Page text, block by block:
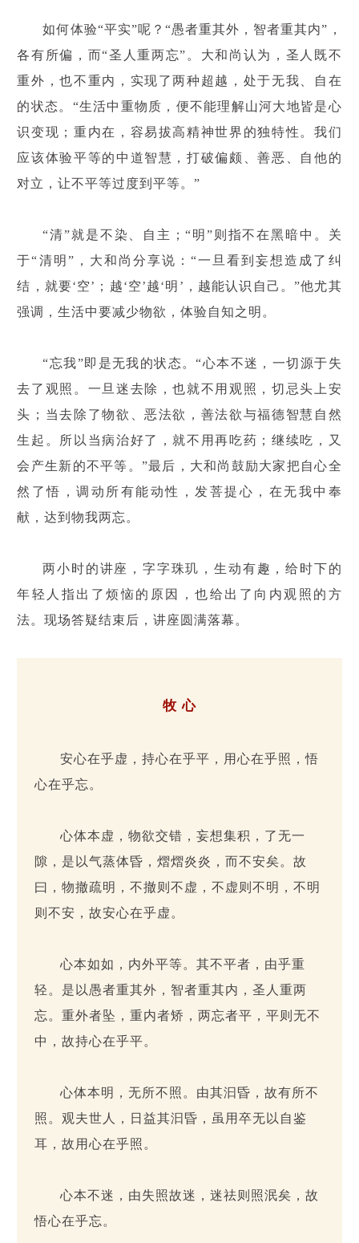
如何体验“平实”呢？“愚者重其外，智者重其内”，
各有所偏，而“圣人重两忘”。大和尚认为，圣人既不
重外，也不重内，实现了两种超越，处于无我、自在
的状态。“生活中重物质，便不能理解山河大地皆是心
识变现；重内在，容易拔高精神世界的独特性。我们
应该体验平等的中道智慧，打破偏颇、善恶、自他的
对立，让不平等过度到平等。”
“清”就是不染、自主；“明”则指不在黑暗中。关
于“清明”，大和尚分享说：“一旦看到妄想造成了纠
结，就要‘空’；越‘空’越‘明’，越能认识自己。”他尤其
强调，生活中要减少物欲，体验自知之明。
“忘我”即是无我的状态。“心本不迷，一切源于失
去了观照。一旦迷去除，也就不用观照，切忌头上安
头；当去除了物欲、恶法欲，善法欲与福德智慧自然
生起。所以当病治好了，就不用再吃药；继续吃，又
会产生新的不平等。”最后，大和尚鼓励大家把自心全
然了悟，调动所有能动性，发菩提心，在无我中奉
献，达到物我两忘。
两小时的讲座，字字珠玑，生动有趣，给时下的
年轻人指出了烦恼的原因，也给出了向内观照的方
法。现场答疑结束后，讲座圆满落幕。
牧 心
安心在乎虚，持心在乎平，用心在乎照，悟
心在乎忘。
心体本虚，物欲交错，妄想集积，了无一
隙，是以气蒸体昏，熠熠炎炎，而不安矣。故
曰，物撤疏明，不撤则不虚，不虚则不明，不明
则不安，故安心在乎虚。
心本如如，内外平等。其不平者，由乎重
轻。是以愚者重其外，智者重其内，圣人重两
忘。重外者坠，重内者矫，两忘者平，平则无不
中，故持心在乎平。
心体本明，无所不照。由其汩昏，故有所不
照。观夫世人，日益其汩昏，虽用卒无以自鉴
耳，故用心在乎照。
心本不迷，由失照故迷，迷祛则照泯矣，故
悟心在乎忘。